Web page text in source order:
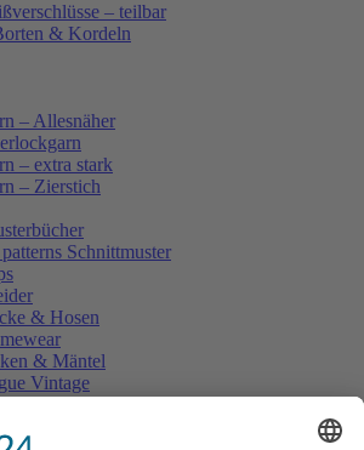
– teilbar
& Kordeln
– Allesnäher
– extra stark
– Zierstich
Schnittmuster
& Hosen
& Mäntel
Vintage